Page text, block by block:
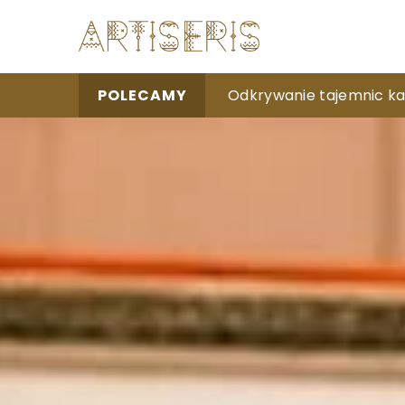
POLECAMY Nowoczesne
Odkrywanie tajemnic
Jak wybrać